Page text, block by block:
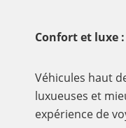
Confort et luxe :
Véhicules haut
luxueuses et
expérience de